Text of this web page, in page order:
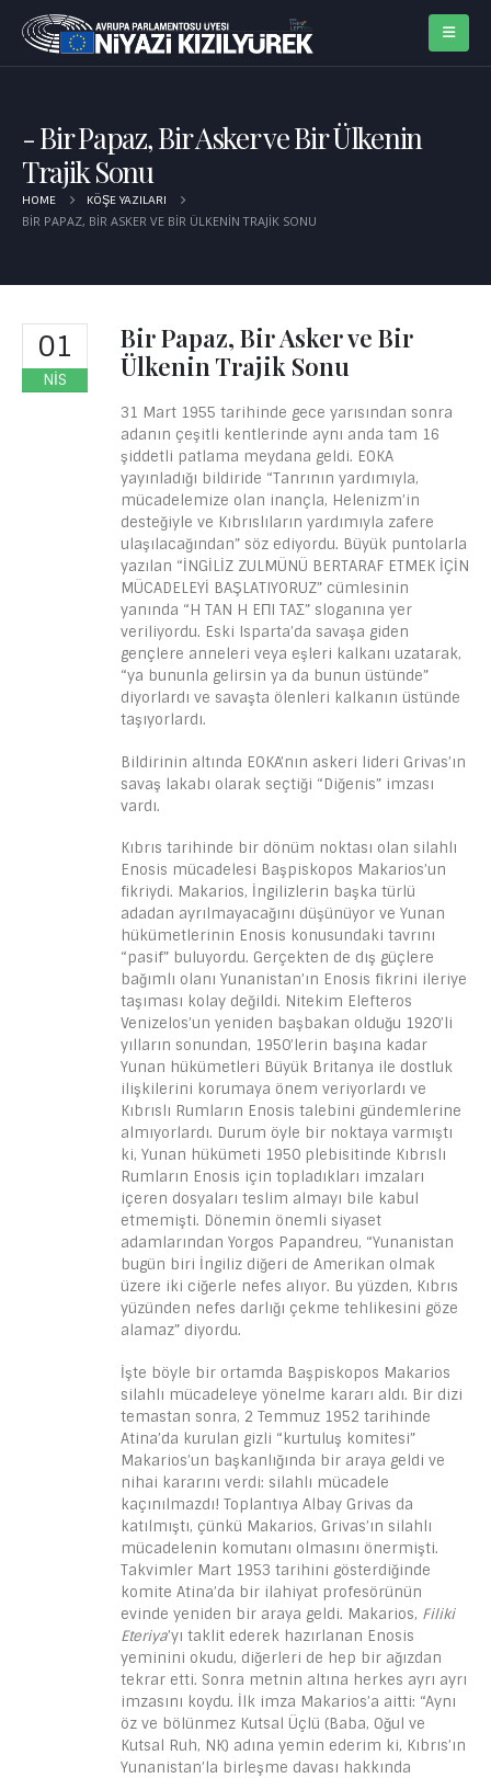
Bir Papaz, Bir Asker ve Bir Ülkenin
Trajik Sonu
HOME KÖŞE YAZILARI
BIR PAPAZ, BIR ASKER VE BIR ÜLKENIN TRAJIK SONU
01
NIS
Bir Papaz, Bir Asker ve Bir
Ülkenin Trajik Sonu
31 Mart 1955 tarihinde gece yarısından sonra
adanın çeşitli kentlerinde aynı anda tam 16
şiddetli patlama meydana geldi. EOKA
yayınladığı bildiride “Tanrının yardımıyla,
mücadelemize olan inançla, Helenizm’in
desteğiyle ve Kıbrıslıların yardımıyla zafere
ulaşılacağından” söz ediyordu. Büyük puntolarla
yazılan “İNGİLİZ ZULMÜNÜ BERTARAF ETMEK İÇİN
MÜCADELEYİ BAŞLATIYORUZ” cümlesinin
yanında “H TAN H EΠI TAΣ” sloganına yer
veriliyordu. Eski Isparta’da savaşa giden
gençlere anneleri veya eşleri kalkanı uzatarak,
“ya bununla gelirsin ya da bunun üstünde”
diyorlardı ve savaşta ölenleri kalkanın üstünde
taşıyorlardı.
Bildirinin altında EOKA’nın askeri lideri Grivas’ın
savaş lakabı olarak seçtiği “Diğenis” imzası
vardı.
Kıbrıs tarihinde bir dönüm noktası olan silahlı
Enosis mücadelesi Başpiskopos Makarios’un
fikriydi. Makarios, İngilizlerin başka türlü
adadan ayrılmayacağını düşünüyor ve Yunan
hükümetlerinin Enosis konusundaki tavrını
“pasif” buluyordu. Gerçekten de dış güçlere
bağımlı olanı Yunanistan’ın Enosis fikrini ileriye
taşıması kolay değildi. Nitekim Elefteros
Venizelos’un yeniden başbakan olduğu 1920’li
yılların sonundan, 1950’lerin başına kadar
Yunan hükümetleri Büyük Britanya ile dostluk
ilişkilerini korumaya önem veriyorlardı ve
Kıbrıslı Rumların Enosis talebini gündemlerine
almıyorlardı. Durum öyle bir noktaya varmıştı
ki, Yunan hükümeti 1950 plebisitinde Kıbrıslı
Rumların Enosis için topladıkları imzaları
içeren dosyaları teslim almayı bile kabul
etmemişti. Dönemin önemli siyaset
adamlarından Yorgos Papandreu, “Yunanistan
bugün biri İngiliz diğeri de Amerikan olmak
üzere iki ciğerle nefes alıyor. Bu yüzden, Kıbrıs
yüzünden nefes darlığı çekme tehlikesini göze
alamaz” diyordu.
İşte böyle bir ortamda Başpiskopos Makarios
silahlı mücadeleye yönelme kararı aldı. Bir dizi
temastan sonra, 2 Temmuz 1952 tarihinde
Atina’da kurulan gizli “kurtuluş komitesi”
Makarios’un başkanlığında bir araya geldi ve
nihai kararını verdi: silahlı mücadele
kaçınılmazdı! Toplantıya Albay Grivas da
katılmıştı, çünkü Makarios, Grivas’ın silahlı
mücadelenin komutanı olmasını önermişti.
Takvimler Mart 1953 tarihini gösterdiğinde
komite Atina’da bir ilahiyat profesörünün
evinde yeniden bir araya geldi. Makarios, Filiki
Eteriya’yı taklit ederek hazırlanan Enosis
yeminini okudu, diğerleri de hep bir ağızdan
tekrar etti. Sonra metnin altına herkes ayrı ayrı
imzasını koydu. İlk imza Makarios’a aitti: “Aynı
öz ve bölünmez Kutsal Üçlü (Baba, Oğul ve
Kutsal Ruh, NK) adına yemin ederim ki, Kıbrıs’ın
Yunanistan’la birleşme davası hakkında